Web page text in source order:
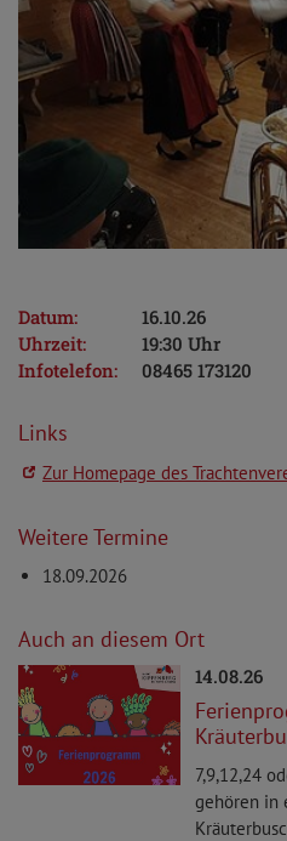
Datum:
16.10.26
Uhrzeit:
19:30 Uhr
Infotelefon:
08465 173120
Links
Zur Homepage des
Weitere Termine
18.09.2026
Auch an diesem Ort
14.08.26
7,9,12,24
gehören in